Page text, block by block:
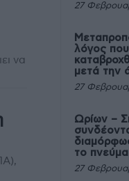
να
27
λόγος
μετά την
27
Ωρίων –
το
27